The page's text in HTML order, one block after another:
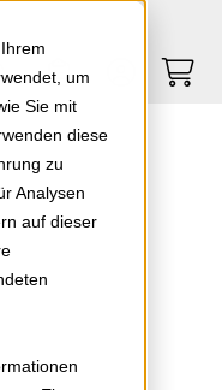
um
Sie mit
diese
zu
Analysen
auf dieser
Springe zum Footer
0